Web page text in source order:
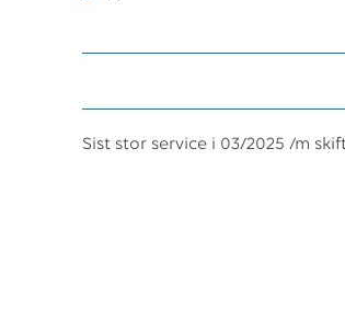
Sist stor service i 03/2025 /m